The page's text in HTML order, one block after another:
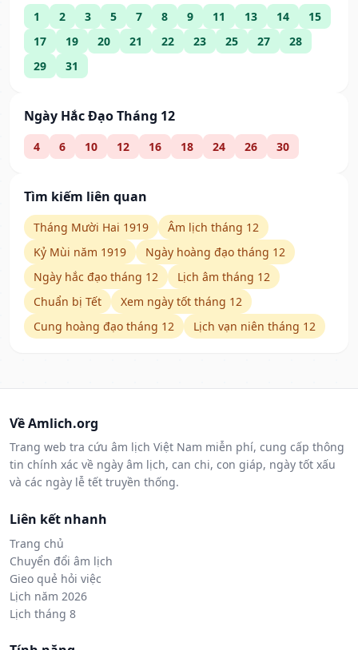
1 2 3 5 7 8 9 11 13 14
15
17
19 20 21 22 23 25 27
28
29
31
Ngày Hắc Đạo Tháng 12
4 6 10 12 16 18 24 26 30
Tìm kiếm liên quan
Tháng Mười Hai 1919
Âm lịch tháng 12
Kỷ Mùi năm 1919
Ngày hoàng đạo tháng 12
Ngày hắc đạo tháng 12
Lịch âm tháng 12
Chuẩn bị Tết
Xem ngày tốt tháng 12
Cung hoàng đạo tháng 12
Lịch vạn niên tháng 12
Về Amlich.org
Trang web tra cứu âm lịch Việt Nam miễn phí, cung cấp thông
tin chính xác về ngày âm lịch, can chi, con giáp, ngày tốt xấu
và các ngày lễ tết truyền thống.
Liên kết nhanh
Trang chủ
Chuyển đổi âm lịch
Gieo quẻ hỏi việc
Lịch năm 2026
Lịch tháng 8